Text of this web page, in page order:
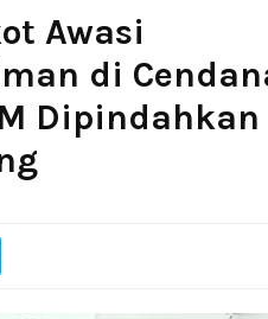
Awasi
di
Dipindahkan